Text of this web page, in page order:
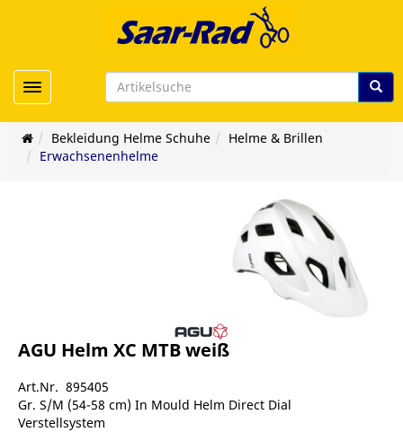
Toggle navigation
Bekleidung Helme Schuhe
Helme & Brillen
Erwachsenenhelme
AGU Helm XC MTB weiß
Art.Nr. 895405
Gr. S/M (54-58 cm) In Mould Helm Direct Dial
Verstellsystem